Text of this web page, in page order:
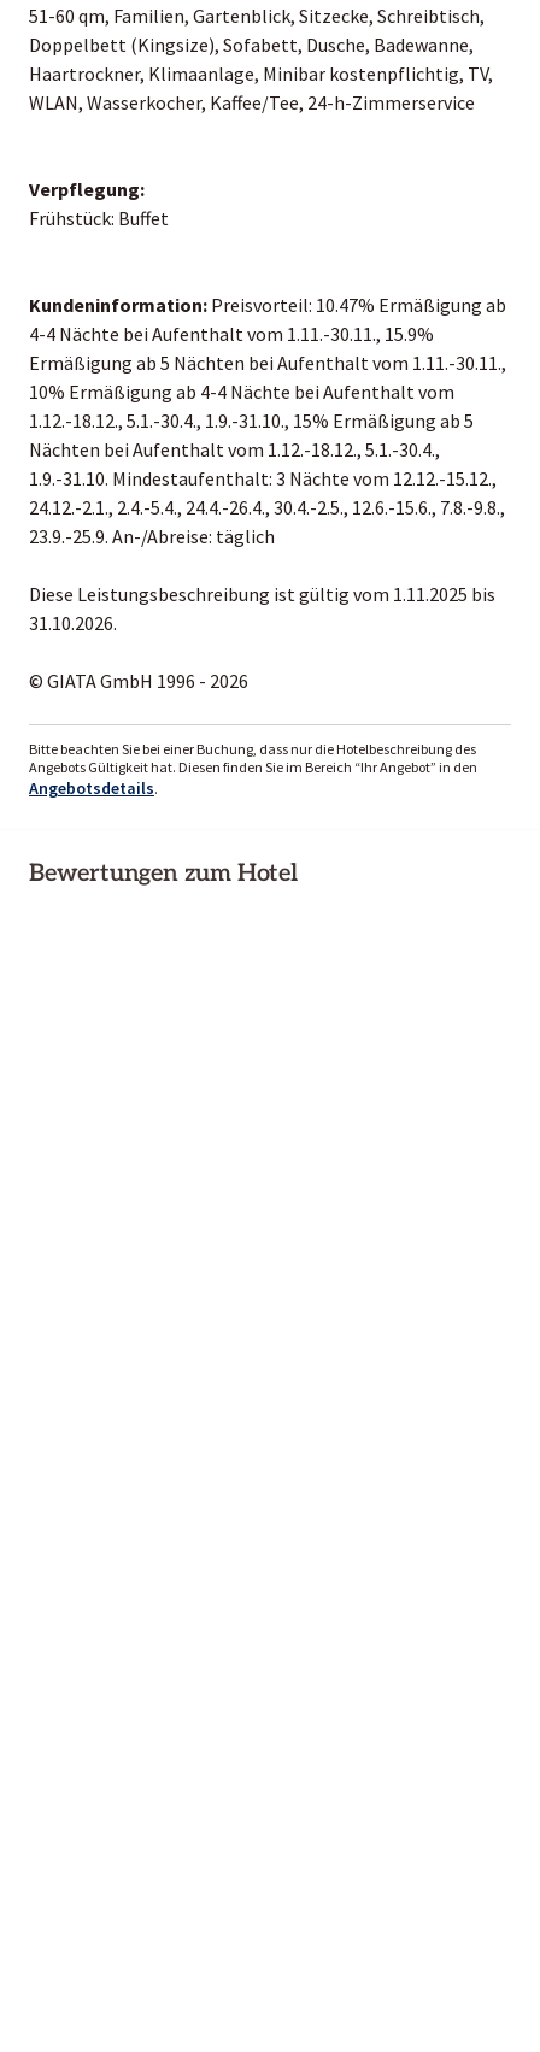
51-60 qm, Familien, Gartenblick, Sitzecke, Schreibtisch,
Doppelbett (Kingsize), Sofabett, Dusche, Badewanne,
Haartrockner, Klimaanlage, Minibar kostenpflichtig, TV,
WLAN, Wasserkocher, Kaffee/Tee, 24-h-Zimmerservice
Verpflegung:
Frühstück: Buffet
Kundeninformation: Preisvorteil: 10.47% Ermäßigung ab
4-4 Nächte bei Aufenthalt vom 1.11.-30.11., 15.9%
Ermäßigung ab 5 Nächten bei Aufenthalt vom 1.11.-30.11.,
10% Ermäßigung ab 4-4 Nächte bei Aufenthalt vom
1.12.-18.12., 5.1.-30.4., 1.9.-31.10., 15% Ermäßigung ab 5
Nächten bei Aufenthalt vom 1.12.-18.12., 5.1.-30.4.,
1.9.-31.10. Mindestaufenthalt: 3 Nächte vom 12.12.-15.12.,
24.12.-2.1., 2.4.-5.4., 24.4.-26.4., 30.4.-2.5., 12.6.-15.6., 7.8.-9.8.,
23.9.-25.9. An-/Abreise: täglich
Diese Leistungsbeschreibung ist gültig vom 1.11.2025 bis
31.10.2026.
© GIATA GmbH 1996 - 2026
Bitte beachten Sie bei einer Buchung, dass nur die Hotelbeschreibung des
Angebots Gültigkeit hat. Diesen finden Sie im Bereich “Ihr Angebot” in den
Angebotsdetails.
Bewertungen zum Hotel